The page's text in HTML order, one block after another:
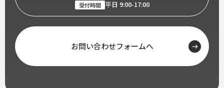
受付時間 平日 9:00-17:00
お問い合わせフォームへ